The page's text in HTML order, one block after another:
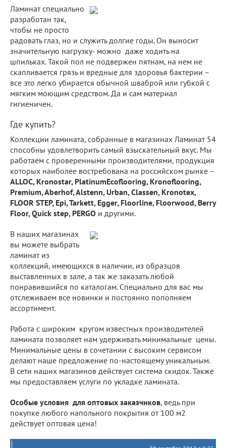
Ламинат специально
разработан так,
чтобы не просто
радовать глаз, но и служить долгие годы. Он выносит
значительную нагрузку- можно даже ходить на
шпильках. Такой пол не подвержен пятнам, на нем не
скапливается грязь и вредные для здоровья бактерии –
все это легко убирается обычной шваброй или губкой с
мягким моющим средством. Да и сам материал
гигиеничен.
Где купить?
Коллекции ламината, собранные в магазинах Ламинат 54
способны удовлетворить самый взыскательный вкус. Мы
работаем с проверенными производителями, продукция
которых наиболее востребована на российском рынке –
ALLOC, Kronostar, PlatinumEcoflooring, Kronoflooring,
Premium, Aberhof, Alstenn, Urban, Classen, Kronotex,
FLOOR STEP, Epi, Tarkett, Egger, Floorline, Floorwood, Berry
Floor, Quick step, PERGO и другими.
В наших магазинах
вы можете выбрать
ламинат из
коллекций, имеющихся в наличии, из образцов
выставленных в зале, а так же заказать любой
понравившийся по каталогам. Специально для вас мы
отслеживаем все новинки и постоянно пополняем
ассортимент.
Работа с широким кругом известных производителей
ламината позволяет нам удерживать минимальные цены.
Минимальные цены в сочетании с высоким сервисом
делают наше предложение по-настоящему уникальным.
В сети наших магазинов действует система скидок. Также
мы предоставляем услуги по укладке ламината.
Особые условия для оптовых заказчиков, ведь при
покупке любого напольного покрытия от 100 м2
действует оптовая цена!